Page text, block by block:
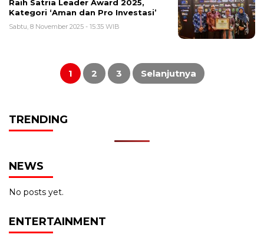
Raih Satria Leader Award 2025,
Kategori ‘Aman dan Pro Investasi’
Sabtu, 8 November 2025 - 15:35 WIB
Paginasi
1 2 3 Selanjutnya
TRENDING
NEWS
No posts yet.
ENTERTAINMENT